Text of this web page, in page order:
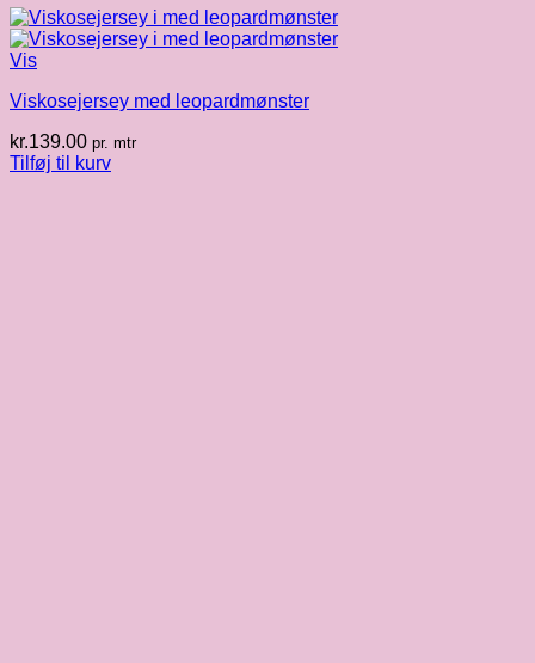
Vis
Viskosejersey med leopardmønster
kr.139.00 pr. mtr
Tilføj til kurv